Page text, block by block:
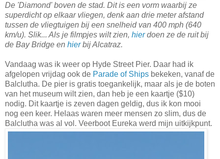
De 'Diamond' boven de stad. Dit is een vorm waarbij ze
superdicht op elkaar vliegen, denk aan drie meter afstand
tussen de vliegtuigen bij een snelheid van 400 mph (640
km/u). Slik... Als je filmpjes wilt zien, hierdoen ze de ruit bij
de Bay Bridge en hierbij Alcatraz.
Vandaag was ik weer op Hyde Street Pier. Daar had ik
afgelopen vrijdag ook de Parade of Ships bekeken, vanaf de
Balclutha. De pier is gratis toegankelijk, maar als je de boten
van het museum wilt zien, dan heb je een kaartje ($10)
nodig. Dit kaartje is zeven dagen geldig, dus ik kon mooi
nog een keer. Helaas waren meer mensen zo slim, dus de
Balclutha was al vol. Veerboot Eureka werd mijn uitkijkpunt.